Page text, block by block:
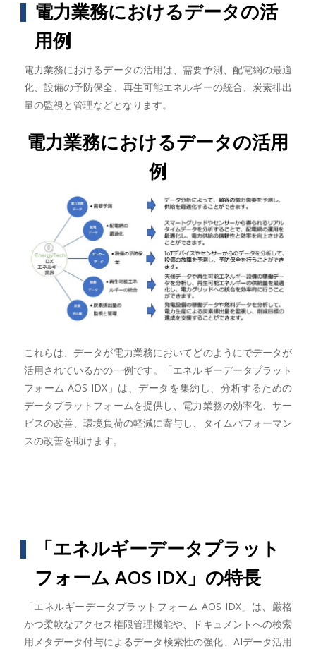
電力業務におけるデータの活
用例
電力業務におけるデータの活用は、需要予測、配電網の最適
化、設備の予防保全、再生可能エネルギーの統合、炭素排出
量の監視と管理などとなります。
電力業務におけるデータの活用
例
これらは、データが電力業務においてどのようにでデータが
活用されているかの一例です。「エネルギーデータプラット
フォーム AOS IDX」は、データを集約し、分析するための
データプラットフォームを提供し、電力業務の効率化、サー
ビスの改善、環境負荷の軽減に寄与し、タイムパフォーマン
スの改善を助けます。
「エネルギーデータプラット
フォーム AOS IDX」の特長
「エネルギーデータプラットフォーム AOS IDX」は、厳格
かつ柔軟なアクセス権限管理機能や、ドキュメントへの検索
用メタデータ付与によるデータ検索性の強化、AIデータ活用